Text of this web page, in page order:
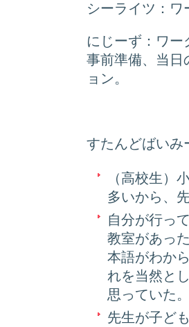
シーライツ：
にじーず：ワ
事前準備、当日
ョン。
すたんどばいみ
（高校生）
多いから、
自分が行っ
教室があっ
本語がわか
れを当然と
思っていた
先生が子ど